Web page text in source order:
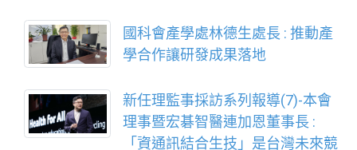
國科會產學處林德生處長 : 推動產
學合作讓研發成果落地
新任理監事採訪系列報導(7)-本會
理事暨宏碁智醫連加恩董事長 :
「資通訊結合生技」是台灣未來競